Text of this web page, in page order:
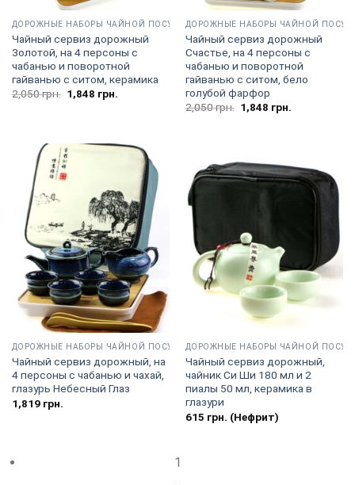
ДОРОЖНЫЕ НАБОРЫ ЧАЙНОЙ ПОСУДЫ
Чайный сервиз дорожный
Золотой, на 4 персоны с
чабанью и поворотной
гайванью с ситом, керамика
2,050грн. Первоначальная
цена
1,848 грн.Текущая
ДОРОЖНЫЕ НАБОРЫ ЧАЙНОЙ
Чайный сервиз дорожный
Счастье, на 4 персоны с
чабанью и поворотной
гайванью с ситом, бело
голубой фарфор
2,050грн. Первоначальная
цена
1,848 грн.Текущая
ДОРОЖНЫЕ НАБОРЫ ЧАЙНОЙ ПОСУДЫ
Чайный сервиз дорожный, на
4 персоны с чабанью и чахай,
глазурь Небесный Глаз
1,819грн.
ДОРОЖНЫЕ НАБОРЫ ЧАЙНОЙ
Чайный сервиз дорожный,
чайник Си Ши 180 мл и 2
пиалы 50 мл, керамика в
глазури
615 грн. (Нефрит)
1